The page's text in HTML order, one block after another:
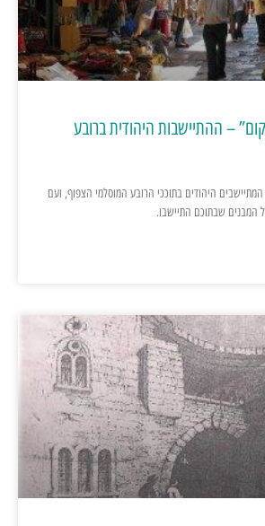
– ההתיישבות היהודית ברובע
היהודים בתוככי הרובע המוסלמי הצפוף, ועם
המבנים שבתוכם התיישבו.